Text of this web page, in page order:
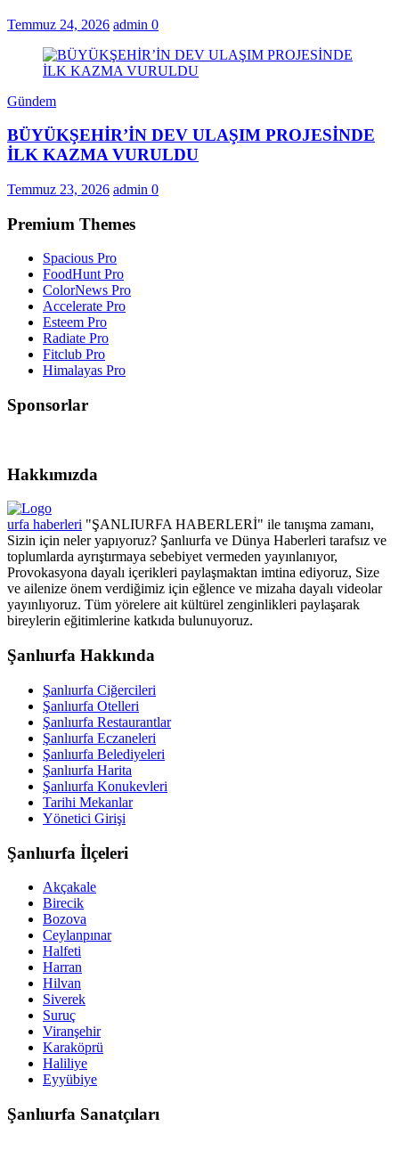
Temmuz 24, 2026 admin 0
Gündem
BÜYÜKŞEHİR’İN DEV ULAŞIM PROJESİNDE
İLK KAZMA VURULDU
Temmuz 23, 2026 admin 0
Premium Themes
Spacious Pro
FoodHunt Pro
ColorNews Pro
Accelerate Pro
Esteem Pro
Radiate Pro
Fitclub Pro
Himalayas Pro
Sponsorlar
Hakkımızda
urfa haberleri "ŞANLIURFA HABERLERİ" ile tanışma zamanı,
Sizin için neler yapıyoruz? Şanlıurfa ve Dünya Haberleri tarafsız ve
toplumlarda ayrıştırmaya sebebiyet vermeden yayınlanıyor,
Provokasyona dayalı içerikleri paylaşmaktan imtina ediyoruz, Size
ve ailenize önem verdiğimiz için eğlence ve mizaha dayalı videolar
yayınlıyoruz. Tüm yörelere ait kültürel zenginlikleri paylaşarak
bireylerin eğitimlerine katkıda bulunuyoruz.
Şanlıurfa Hakkında
Şanlıurfa Ciğercileri
Şanlıurfa Otelleri
Şanlıurfa Restaurantlar
Şanlıurfa Eczaneleri
Şanlıurfa Belediyeleri
Şanlıurfa Harita
Şanlıurfa Konukevleri
Tarihi Mekanlar
Yönetici Girişi
Şanlıurfa İlçeleri
Akçakale
Birecik
Bozova
Ceylanpınar
Halfeti
Harran
Hilvan
Siverek
Suruç
Viranşehir
Karaköprü
Haliliye
Eyyübiye
Şanlıurfa Sanatçıları